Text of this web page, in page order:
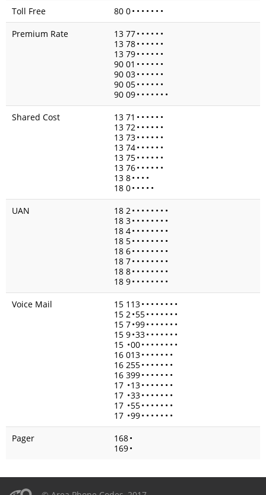
Toll Free
80 0• • • • • • •
Premium Rate
13 77• • • • • •
13 78• • • • • •
13 79• • • • • •
90 01 • • • • • •
90 03• • • • • •
90 05• • • • • •
90 09• • • • • • •
Shared Cost
13 71 • • • • • •
13 72• • • • • •
13 73• • • • • •
13 74• • • • • •
13 75• • • • • •
13 76• • • • • •
13 8• • • •
18 0• • • • •
UAN
18 2• • • • • • • •
18 3• • • • • • • •
18 4• • • • • • • •
18 5• • • • • • • •
18 6• • • • • • • •
18 7• • • • • • • •
18 8• • • • • • • •
18 9• • • • • • • •
Voice Mail
15 113• • • • • • • •
15 2•55• • • • • • •
15 7•99• • • • • • •
15 9•33• • • • • • •
15 •00• • • • • • • •
16 013• • • • • • •
16 255• • • • • • •
16 399• • • • • • •
17 •13• • • • • • •
17 •33• • • • • • •
17 •55• • • • • • •
17 •99• • • • • • •
Pager
168•
169•